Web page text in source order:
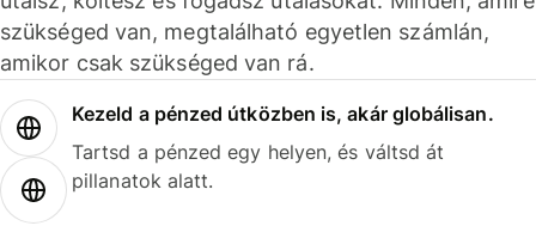
szükséged van, megtalálható egyetlen számlán,
amikor csak szükséged van rá.
Kezeld a pénzed útközben is, akár globálisan.
Tartsd a pénzed egy helyen, és váltsd át
pillanatok alatt.